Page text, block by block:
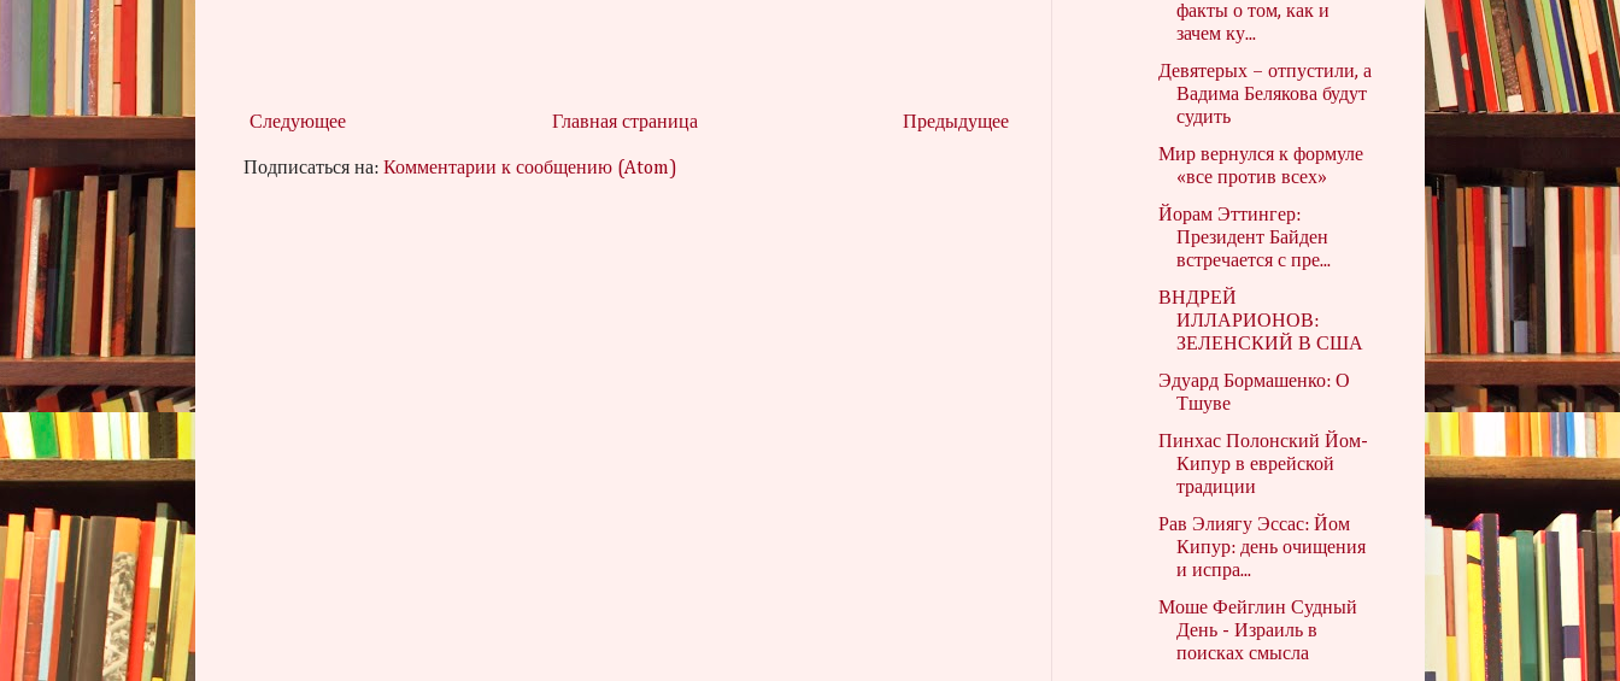
Следующее Предыдущее
Главная страница
Подписаться на: Комментарии к сообщению (Atom)
факты о том, как и
зачем ку...
Девятерых – отпустили, а
Вадима Белякова будут
судить
Мир вернулся к формуле
«все против всех»
Йорам Эттингер:
Президент Байден
встречается с пре...
ВНДРЕЙ
ИЛЛАРИОНОВ:
ЗЕЛЕНСКИЙ В США
Эдуард Бормашенко: О
Тшуве
Пинхас Полонский Йом-
Кипур в еврейской
традиции
Рав Элиягу Эссас: Йом
Кипур: день очищения
и испра...
Моше Фейглин Судный
День - Израиль в
поисках смысла